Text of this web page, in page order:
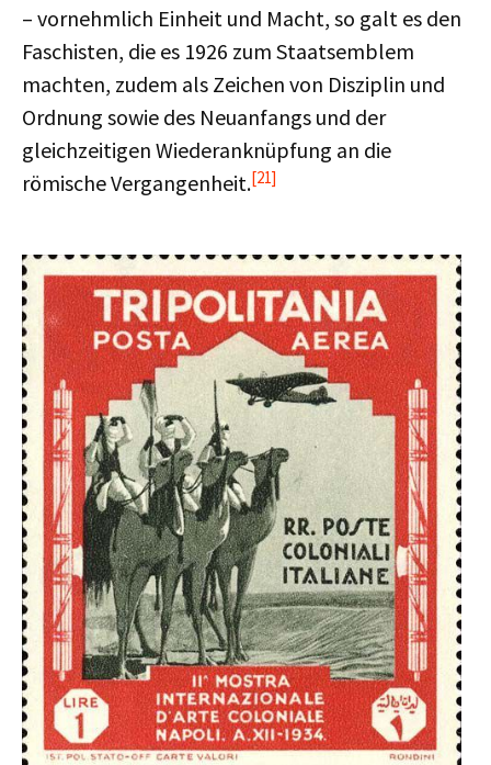
– vornehmlich Einheit und Macht, so galt es den
Faschisten, die es 1926 zum Staatsemblem
machten, zudem als Zeichen von Disziplin und
Ordnung sowie des Neuanfangs und der
gleichzeitigen Wiederanknüpfung an die
römische Vergangenheit.[21]